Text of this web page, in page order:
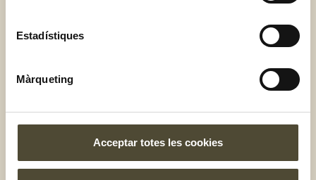
Estadístiques
Màrqueting
Acceptar totes les cookies
Quina és la quantitat de fruita seca
que has de consumir?
racions, d’uns 35 g, de fruita seca a la setmana
i la millor
però sense sal.
Qualsevol hora del dia és bona per a menjar aquest aliment
tan saludable, però si ens hem de decantarés ideal per